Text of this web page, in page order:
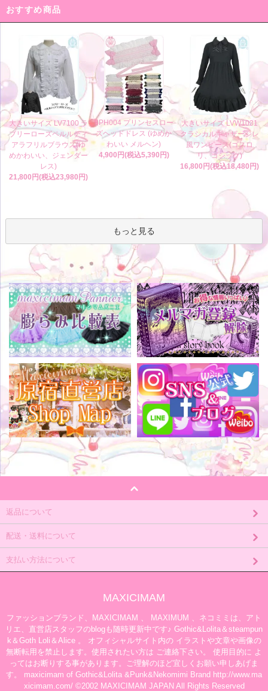
おすすめ商品
大きいサイズ LV7100 ラ
ブリーローズペルルティ
アラフリルブラウス(ゆ
めかわいい、ジェンダー
レス)
21,800円(税込23,980円)
8PH004 プリンセスロー
ズヘッドドレス (ゆめか
わいい メルヘン)
4,900円(税込5,390円)
大きいサイズ LVW1031
クラシカルギャザージレ
風ワンピース(ゴスロ
リ、ゴシック)
16,800円(税込18,480円)
もっと見る
返品について
配送・送料について
支払い方法について
MAXICIMAM
ファッションブランド、MAXICIMAM 、 MAXIMUM 、ネコミミは、アト
リエ、直営店スタッフのblogも随時更新中です♪ Gothic&Lolita＆steampun
k＆Goth Loli＆Alice 。 オフィシャルサイト内の イラストや文章や画像の
無断転用を禁止します。使用されたい方は ご連絡下さい。 使用目的に よ
ってはお断りする事があります。ご理解のほど宜しくお願い申しあげま
す。 maxicimam of Gothic&Lolita &Punk&Nekomimi Brand http://www.ma
xicimam.com/ ©2002 MAXICIMAM JAPAN All Rights Reserved